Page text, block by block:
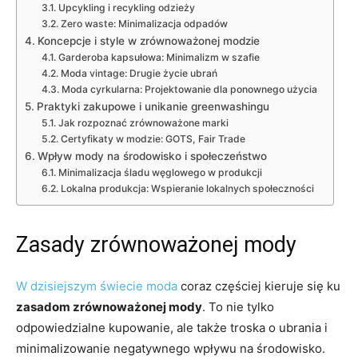
Upcykling i recykling odzieży
Zero waste: Minimalizacja odpadów
Koncepcje i style w zrównoważonej modzie
Garderoba kapsułowa: Minimalizm w szafie
Moda vintage: Drugie życie ubrań
Moda cyrkularna: Projektowanie dla ponownego użycia
Praktyki zakupowe i unikanie greenwashingu
Jak rozpoznać zrównoważone marki
Certyfikaty w modzie: GOTS, Fair Trade
Wpływ mody na środowisko i społeczeństwo
Minimalizacja śladu węglowego w produkcji
Lokalna produkcja: Wspieranie lokalnych społeczności
Zasady zrównoważonej mody
W dzisiejszym świecie moda coraz częściej kieruje się ku
zasadom zrównoważonej mody. To nie tylko
odpowiedzialne kupowanie, ale także troska o ubrania i
minimalizowanie negatywnego wpływu na środowisko.